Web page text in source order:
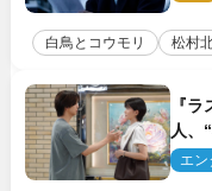
白鳥とコウモリ 松村
『ラ
人、
エン